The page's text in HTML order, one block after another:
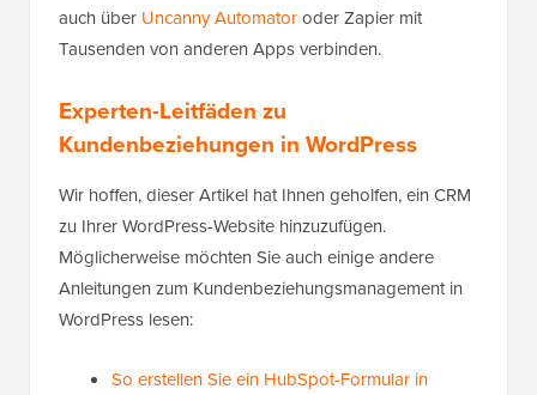
auch über Uncanny Automatoroder Zapier mit
Tausenden von anderen Apps verbinden.
Experten-Leitfäden zu
Kundenbeziehungen in WordPress
Wir hoffen, dieser Artikel hat Ihnen geholfen, ein CRM
zu Ihrer WordPress-Website hinzuzufügen.
Möglicherweise möchten Sie auch einige andere
Anleitungen zum Kundenbeziehungsmanagement in
WordPress lesen:
So erstellen Sie ein HubSpot-Formular in